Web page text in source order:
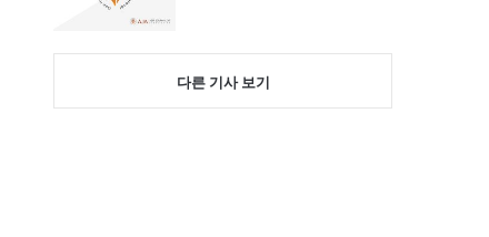
다른 기사 보기